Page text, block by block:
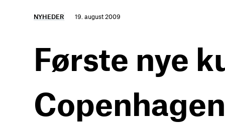
NYHEDER 19. august 2009
Første nye
Copenhagen